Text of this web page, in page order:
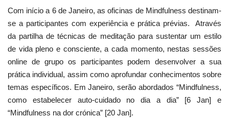
Com início a 6 de Janeiro, as oficinas de Mindfulness destinam-
se a participantes com experiência e prática prévias. Através
da partilha de técnicas de meditação para sustentar um estilo
de vida pleno e consciente, a cada momento, nestas sessões
online de grupo os participantes podem desenvolver a sua
prática individual, assim como aprofundar conhecimentos sobre
temas específicos. Em Janeiro, serão abordados “Mindfulness,
como estabelecer auto-cuidado no dia a dia” [6 Jan] e
“Mindfulness na dor crónica” [20 Jan].